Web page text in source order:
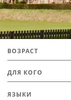
ВОЗРАСТ
ДЛЯ КОГО
ЯЗЫКИ